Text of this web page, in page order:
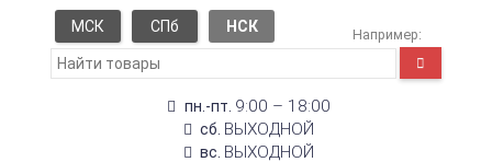
МСК СПб НСК Например:
пн.-пт. 9:00 – 18:00
сб. ВЫХОДНОЙ
вс. ВЫХОДНОЙ